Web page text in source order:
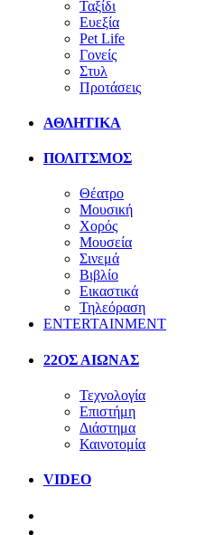
Ταξίδι
Ευεξία
Pet Life
Γονείς
Στυλ
Προτάσεις
ΑΘΛΗΤΙΚΑ
ΠΟΛΙΤΣΜΟΣ
Θέατρο
Μουσική
Χορός
Μουσεία
Σινεμά
Βιβλίο
Εικαστικά
Τηλεόραση
ENTERTAINMENT
22ΟΣ ΑΙΩΝΑΣ
Τεχνολογία
Επιστήμη
Διάστημα
Καινοτομία
VIDEO